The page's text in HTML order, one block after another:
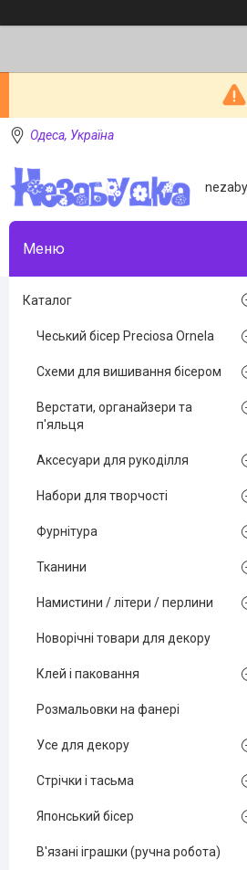
Одеса, Україна
Каталог
Чеський бісер Preciosa Ornela
Схеми для вишивання бісером
Верстати, органайзери та
п'яльця
Аксесуари для рукоділля
Набори для творчості
Фурнітура
Тканини
Намистини / літери / перлини
Новорічні товари для декору
Клей і паковання
Розмальовки на фанері
Усе для декору
Стрічки і тасьма
Японський бісер
В'язані іграшки (ручна робота)